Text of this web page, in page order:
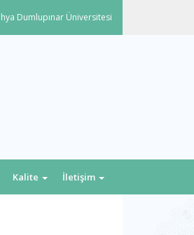
Dumlupınar Üniversitesi
Kalite İletişim